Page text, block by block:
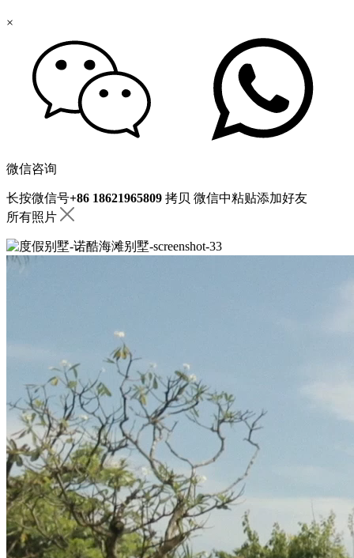
×
微信咨询
长按微信号+86 18621965809 拷贝 微信中粘贴添加好友
所有照片